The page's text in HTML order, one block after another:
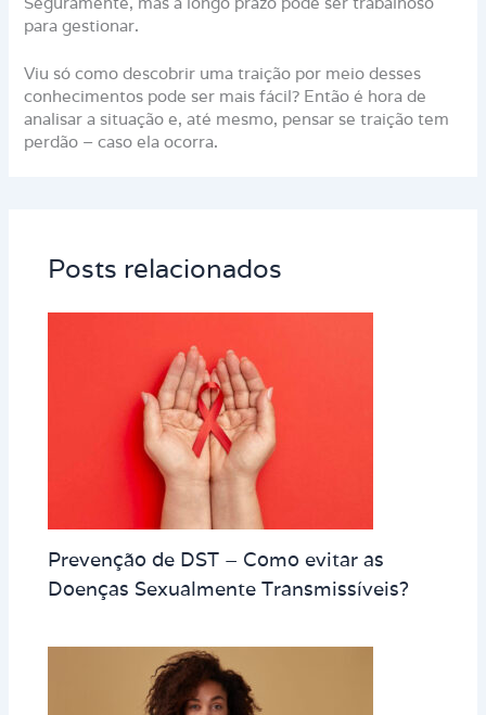
para gestionar.
Viu só como descobrir uma traição por meio desses
conhecimentos pode ser mais fácil? Então é hora de
analisar a situação e, até mesmo, pensar se traição tem
perdão – caso ela ocorra.
Posts relacionados
Prevenção de DST – Como evitar as
Doenças Sexualmente Transmissíveis?